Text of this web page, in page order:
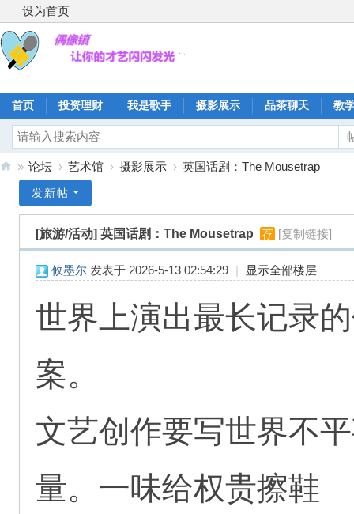
设为首页
首页 投资理财 我是歌手 摄影展示 品茶聊天 教
» 论坛 › 艺术馆 › 摄影展示 › 英国话剧：The Mousetrap
发新帖
[旅游/活动] 英国话剧：The Mousetrap 荐 [复制链接]
攸墨尔 发表于 2026-5-13 02:54:29 | 显示全部楼层
世界上演出最长记录
案。
文艺创作要写世界不
量。一味给权贵擦鞋